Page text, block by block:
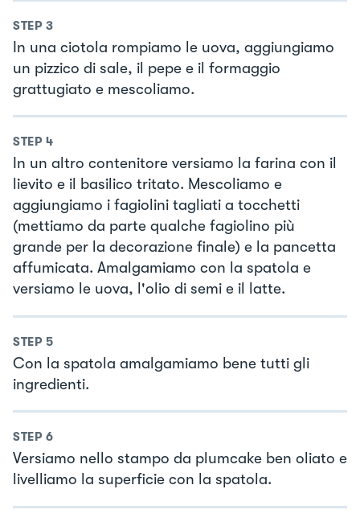
STEP 3
In una ciotola rompiamo le uova, aggiungiamo
un pizzico di sale, il pepe e il formaggio
grattugiato e mescoliamo.
STEP 4
In un altro contenitore versiamo la farina con il
lievito e il basilico tritato. Mescoliamo e
aggiungiamo i fagiolini tagliati a tocchetti
(mettiamo da parte qualche fagiolino più
grande per la decorazione finale) e la pancetta
affumicata. Amalgamiamo con la spatola e
versiamo le uova, l'olio di semi e il latte.
STEP 5
Con la spatola amalgamiamo bene tutti gli
ingredienti.
STEP 6
Versiamo nello stampo da plumcake ben oliato e
livelliamo la superficie con la spatola.